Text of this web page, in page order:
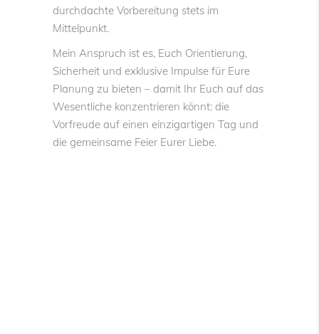
durchdachte Vorbereitung stets im
Mittelpunkt.
Mein Anspruch ist es, Euch Orientierung,
Sicherheit und exklusive Impulse für Eure
Planung zu bieten – damit Ihr Euch auf das
Wesentliche konzentrieren könnt: die
Vorfreude auf einen einzigartigen Tag und
die gemeinsame Feier Eurer Liebe.